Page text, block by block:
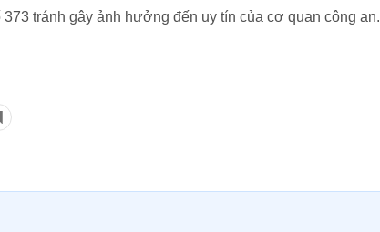
tránh gây ảnh hưởng đến uy tín của cơ quan công an.